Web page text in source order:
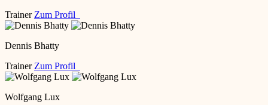
Trainer Zum Profil
Dennis Bhatty
Trainer Zum Profil
Wolfgang Lux